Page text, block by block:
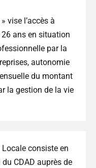
vise l’accès à
26 ans en situation
par la
autonomie
du montant
la gestion de la vie
consiste en
CDAD auprès de